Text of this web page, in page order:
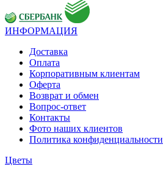
ИНФОРМАЦИЯ
Доставка
Оплата
Корпоративным клиентам
Оферта
Возврат и обмен
Вопрос-ответ
Контакты
Фото наших клиентов
Политика конфиденциальности
Цветы